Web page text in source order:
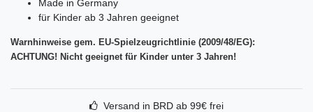
Made in Germany
für Kinder ab 3 Jahren geeignet
Warnhinweise gem. EU-Spielzeugrichtlinie (2009/48/EG):
ACHTUNG! Nicht geeignet für Kinder unter 3 Jahren!
Versand in BRD ab 99€ frei